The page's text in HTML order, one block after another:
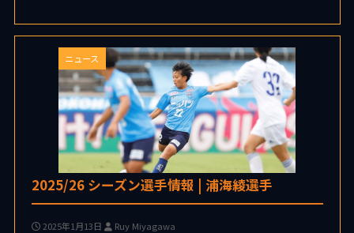
ニュース
2025/26 シーズン選手情報 | 浦海綾選手
2025年1月13日 Ruy Miyagawa